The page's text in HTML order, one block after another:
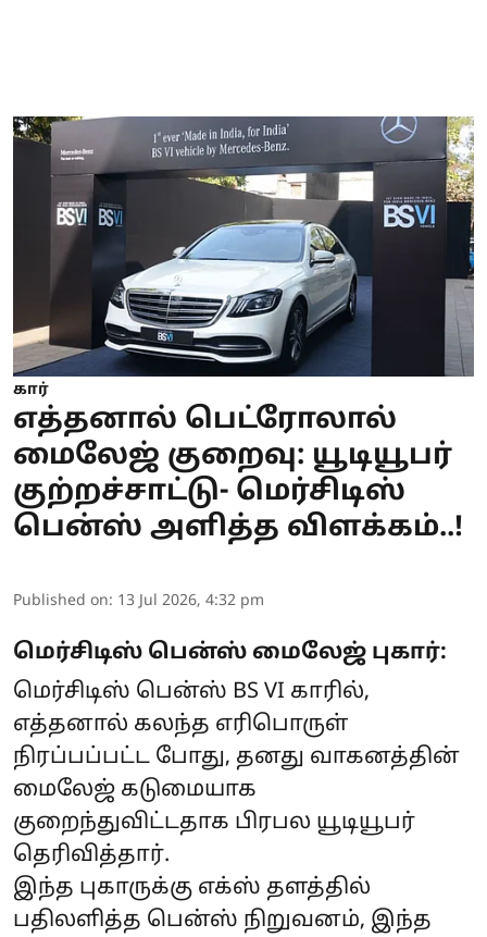
கார்
எத்தனால் பெட்ரோலால்
மைலேஜ் குறைவு: யூடியூபர்
குற்றச்சாட்டு- மெர்சிடிஸ்
பென்ஸ் அளித்த விளக்கம்..!
Published on: 13 Jul 2026, 4:32 pm
மெர்சிடிஸ் பென்ஸ் மைலேஜ் புகார்:
மெர்சிடிஸ் பென்ஸ் BS VI காரில்,
எத்தனால் கலந்த எரிபொருள்
நிரப்பப்பட்ட போது, தனது வாகனத்தின்
மைலேஜ் கடுமையாக
குறைந்துவிட்டதாக பிரபல யூடியூபர்
தெரிவித்தார்.
இந்த புகாருக்கு எக்ஸ் தளத்தில்
பதிலளித்த பென்ஸ் நிறுவனம், இந்த